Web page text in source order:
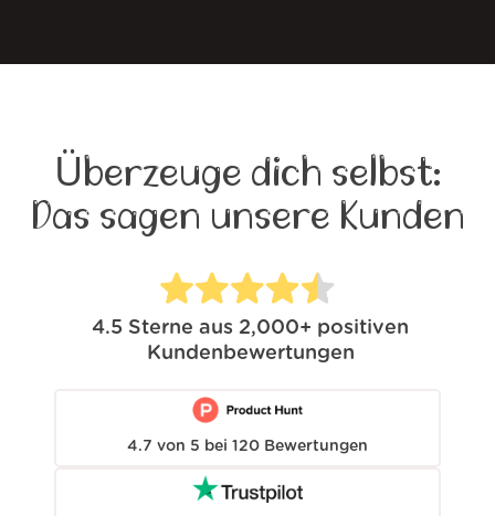
Überzeuge dich selbst:
Das sagen unsere Kunden
4.5 Sterne aus 2,000+ positiven
Kundenbewertungen
4.7 von 5 bei 120 Bewertungen